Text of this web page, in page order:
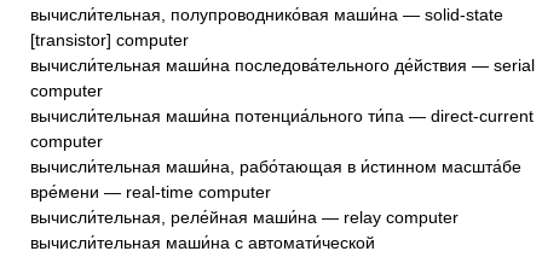
вычисли́тельная, полупроводнико́вая маши́на — solid-state
[transistor] computer
вычисли́тельная маши́на последова́тельного де́йствия — serial
computer
вычисли́тельная маши́на потенциа́льного ти́па — direct-current
computer
вычисли́тельная маши́на, рабо́тающая в и́стинном масшта́бе
вре́мени — real-time computer
вычисли́тельная, реле́йная маши́на — relay computer
вычисли́тельная маши́на с автомати́ческой